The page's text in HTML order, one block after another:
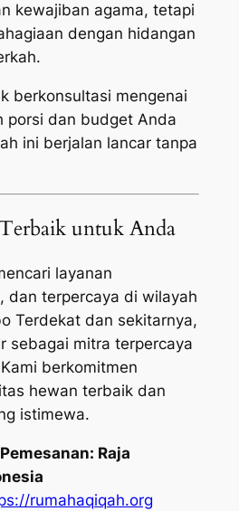
kewajiban agama, tetapi
dengan hidangan
berkonsultasi mengenai
porsi dan budget Anda
ini berjalan lancar tanpa
untuk Anda
layanan
dan terpercaya di wilayah
Terdekat dan sekitarnya,
sebagai mitra terpercaya
berkomitmen
hewan terbaik dan
istimewa.
Raja
rumahaqiqah.org